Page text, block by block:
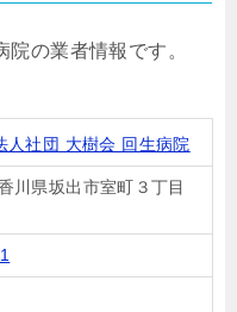
の業者情報です。
人社団 大樹会 回生病院
川県坂出市室町３丁目